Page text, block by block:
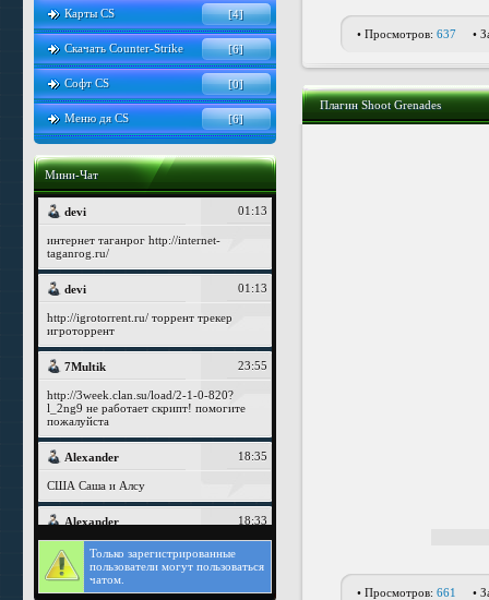
Карты CS [4]
Скачать Counter-Strike [6]
Софт CS [0]
Меню дя CS [6]
Мини-Чат
Только зарегистрированные
пользователи могут пользоваться
чатом.
• Просмотров: 637 •
Плагин Shoot Grenades
• Просмотров: 661 •